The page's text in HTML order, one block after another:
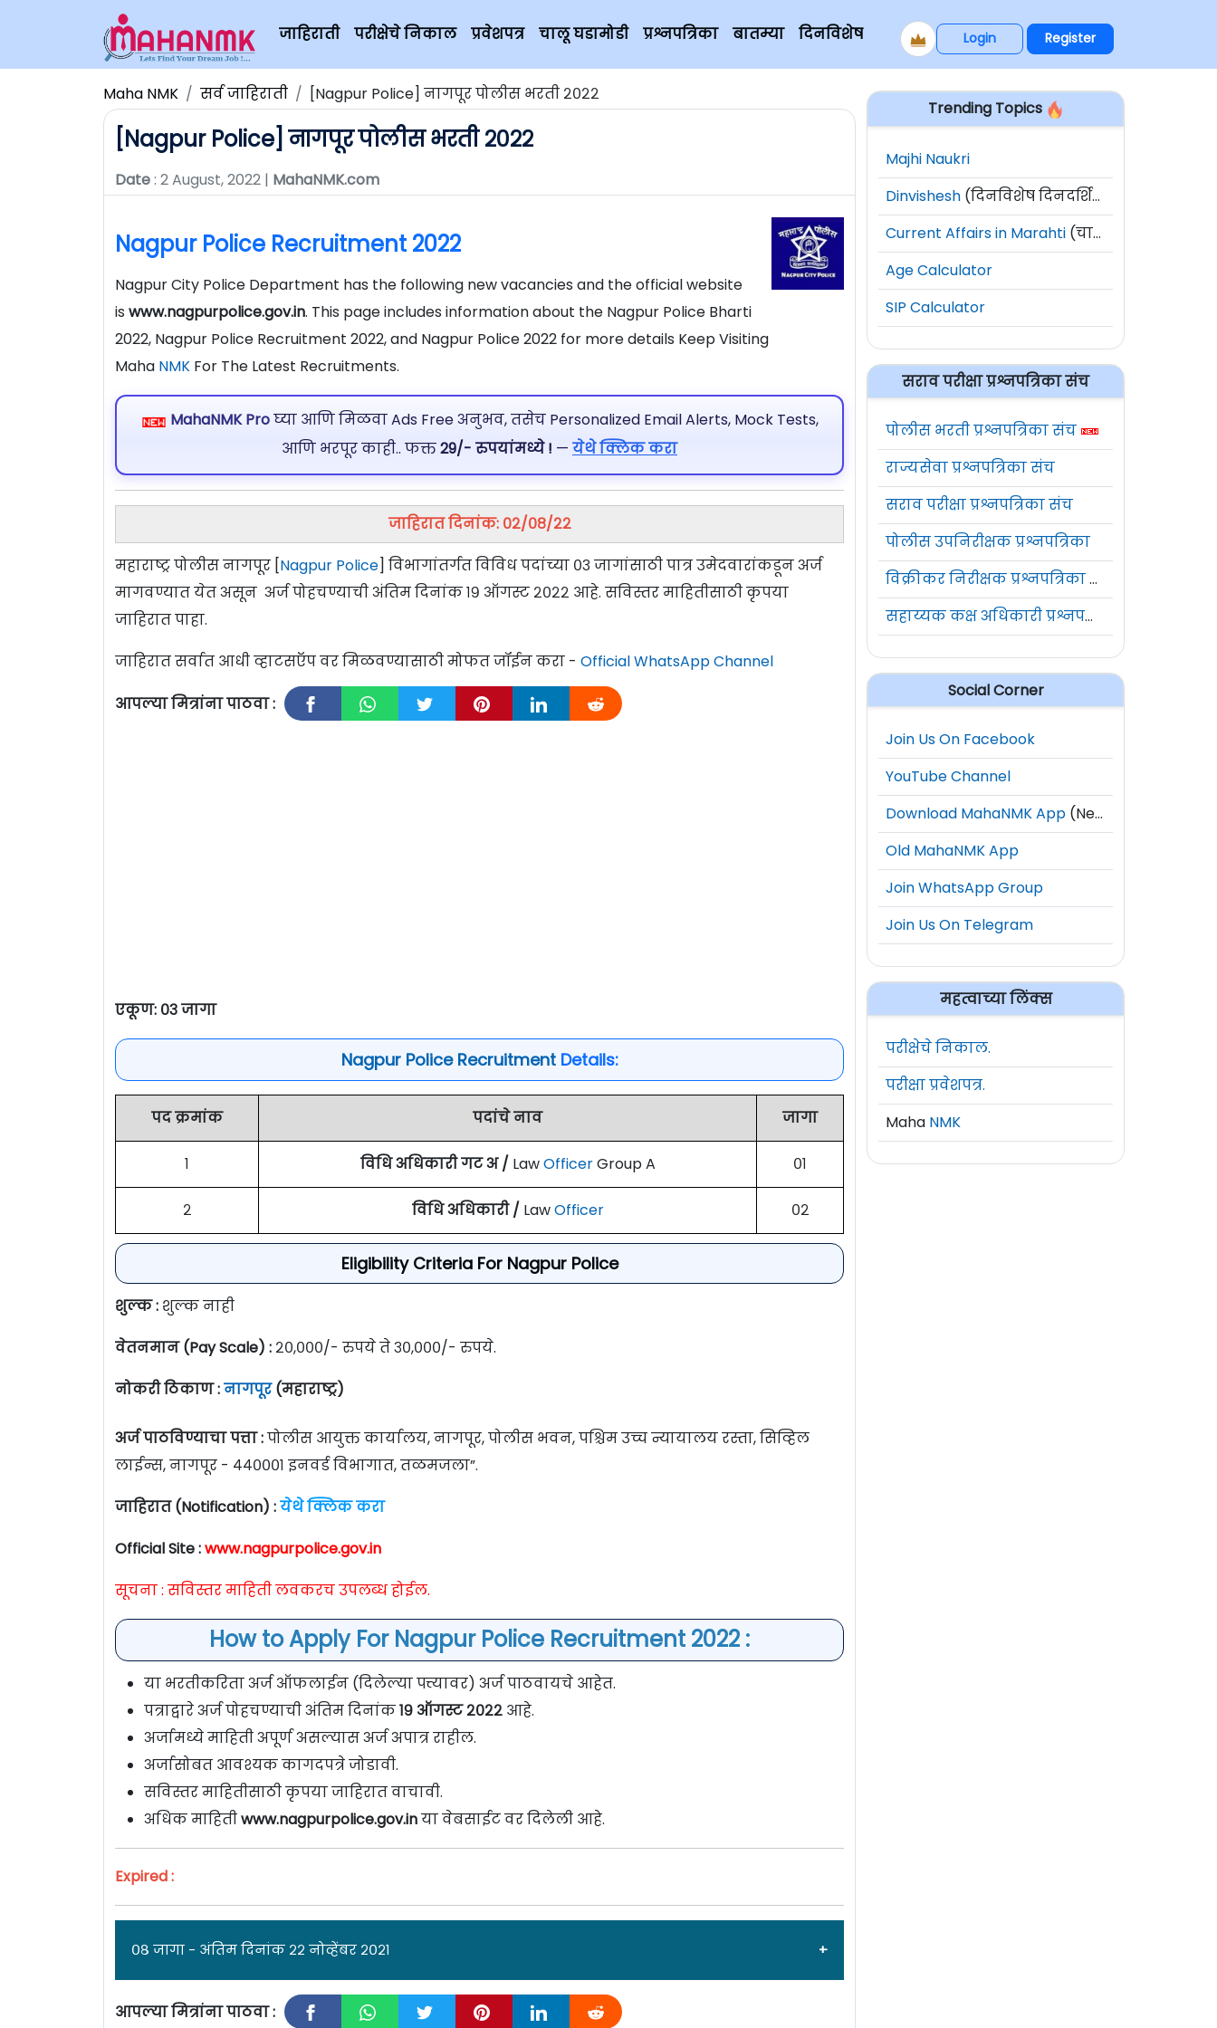
जाहिराती परीक्षेचे निकाल प्रवेशपत्र चालू घडामोडी प्रश्नपत्रिका बातम्या दिनविशेष Login Register
Maha NMK सर्व जाहिराती [Nagpur Police] नागपूर पोलीस भरती २०२२
[Nagpur Police] नागपूर पोलीस भरती २०२२
Date: 2 August, 2022 | MahaNMK.com
Nagpur Police Recruitment 2022
Nagpur City Police Department has the following new vacancies and the official website
is www.nagpurpolice.gov.in. This page includes information about the Nagpur Police Bharti
2022, Nagpur Police Recruitment 2022, and Nagpur Police 2022 for more details Keep Visiting
Maha NMK For The Latest Recruitments.
MahaNMK Proघ्या आणि मिळवा Ads Free अनुभव, तसेच Personalized Email Alerts, Mock Tests,
आणि भरपूर काही.. फक्त29/- रुपयांमध्ये ! — येथे क्लिक करा
जाहिरात दिनांक: ०२/०८/२२
महाराष्ट्र पोलीस नागपूर [Nagpur Police] विभागांतर्गत विविध पदांच्या ०३ जागांसाठी पात्र उमेदवारांकडून अर्ज
मागवण्यात येत असून अर्ज पोहचण्याची अंतिम दिनांक १९ ऑगस्ट २०२२ आहे. सविस्तर माहितीसाठी कृपया
जाहिरात पाहा.
जाहिरात सर्वात आधी व्हाटसऍप वर मिळवण्यासाठी मोफत जॉईन करा - Official WhatsApp Channel
आपल्या मित्रांना पाठवा :
एकूण: ०३ जागा
Nagpur Police RecruitmentDetails:
पद क्रमांक पदांचे नाव जागा
१ विधि अधिकारी गट अ / LawOfficerGroup A ०१
२ विधि अधिकारी / LawOfficer ०२
Eligibility Criteria For Nagpur Police
शुल्क : शुल्क नाही
वेतनमान (Pay Scale) : २०,०००/- रुपये ते ३०,०००/- रुपये.
नोकरी ठिकाण :नागपूर(महाराष्ट्र)
अर्ज पाठविण्याचा पत्ता :पोलीस आयुक्त कार्यालय, नागपूर, पोलीस भवन, पश्चिम उच्च न्यायालय रस्ता, सिव्हिल
लाईन्स, नागपूर - ४४०००१ इनवर्ड विभागात, तळमजला”.
जाहिरात (Notification) :येथे क्लिक करा
Official Site :www.nagpurpolice.gov.in
सूचना : सविस्तर माहिती लवकरच उपलब्ध होईल.
How to Apply For Nagpur Police Recruitment 2022 :
या भरतीकरिता अर्ज ऑफलाईन (दिलेल्या पत्त्यावर) अर्ज पाठवायचे आहेत.
पत्राद्वारे अर्ज पोहचण्याची अंतिम दिनांक१९ ऑगस्ट २०२२ आहे.
अर्जामध्ये माहिती अपूर्ण असल्यास अर्ज अपात्र राहील.
अर्जासोबत आवश्यक कागदपत्रे जोडावी.
सविस्तर माहितीसाठी कृपया जाहिरात वाचावी.
अधिक माहितीwww.nagpurpolice.gov.inया वेबसाईट वर दिलेली आहे.
Expired :
०८ जागा - अंतिम दिनांक २२ नोव्हेंबर २०२१
आपल्या मित्रांना पाठवा :
Trending Topics
Majhi Naukri
Dinvishesh (दिनविशेष दिनदर्शिका)
Current Affairs in Marahti (चालू घडामोडी)
Age Calculator
SIP Calculator
सराव परीक्षा प्रश्नपत्रिका संच
पोलीस भरती प्रश्नपत्रिका संच
राज्यसेवा प्रश्नपत्रिका संच
सराव परीक्षा प्रश्नपत्रिका संच
पोलीस उपनिरीक्षक प्रश्नपत्रिका
विक्रीकर निरीक्षक प्रश्नपत्रिका संच
सहाय्यक कक्ष अधिकारी प्रश्नपत्रिका संच
Social Corner
Join Us On Facebook
YouTube Channel
Download MahaNMK App (New)
Old MahaNMK App
Join WhatsApp Group
Join Us On Telegram
महत्वाच्या लिंक्स
परीक्षेचे निकाल.
परीक्षा प्रवेशपत्र.
Maha NMK